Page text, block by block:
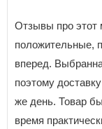
Отзывы про этот
положительные,
вперед.
поэтому
же день. Товар
время